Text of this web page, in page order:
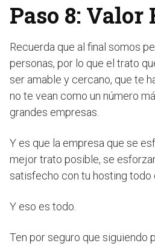
Paso 8: Valor
Recuerda que al final somos
personas, por lo que el trato
ser amable y cercano, que te
no te vean como un número
grandes empresas.
Y es que la empresa que se
mejor trato posible, se
satisfecho con tu hosting todo
Y eso es todo.
Ten por seguro que siguiendo